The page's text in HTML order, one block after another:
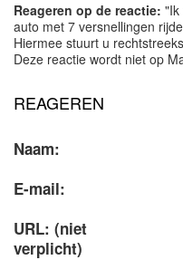
Reageren op de reactie: "Ik
auto met 7 versnellingen
Hiermee stuurt u
Deze reactie wordt niet op
REAGEREN
Naam:
E-mail:
URL: (niet
verplicht)